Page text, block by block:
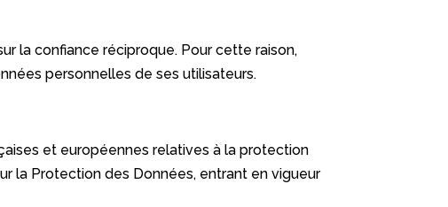
la confiance réciproque. Pour cette raison,
personnelles de ses utilisateurs.
et européennes relatives à la protection
la Protection des Données, entrant en vigueur